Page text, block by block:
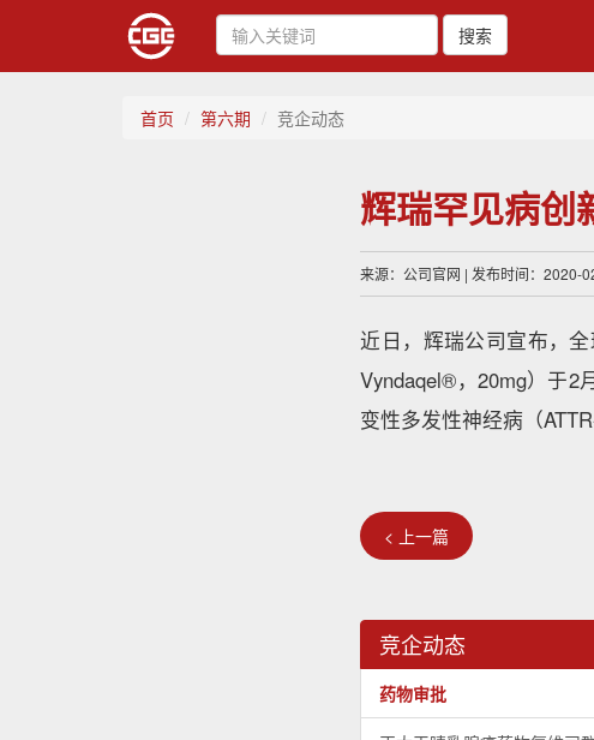
搜索
首页 第六期 竞企动态
辉瑞罕见病创
来源：公司官网 | 发布时间：2020-
近日，辉瑞公司宣布，
Vyndaqel®，20mg）于2
变性多发性神经病（
< 上一篇
竞企动态
药物审批